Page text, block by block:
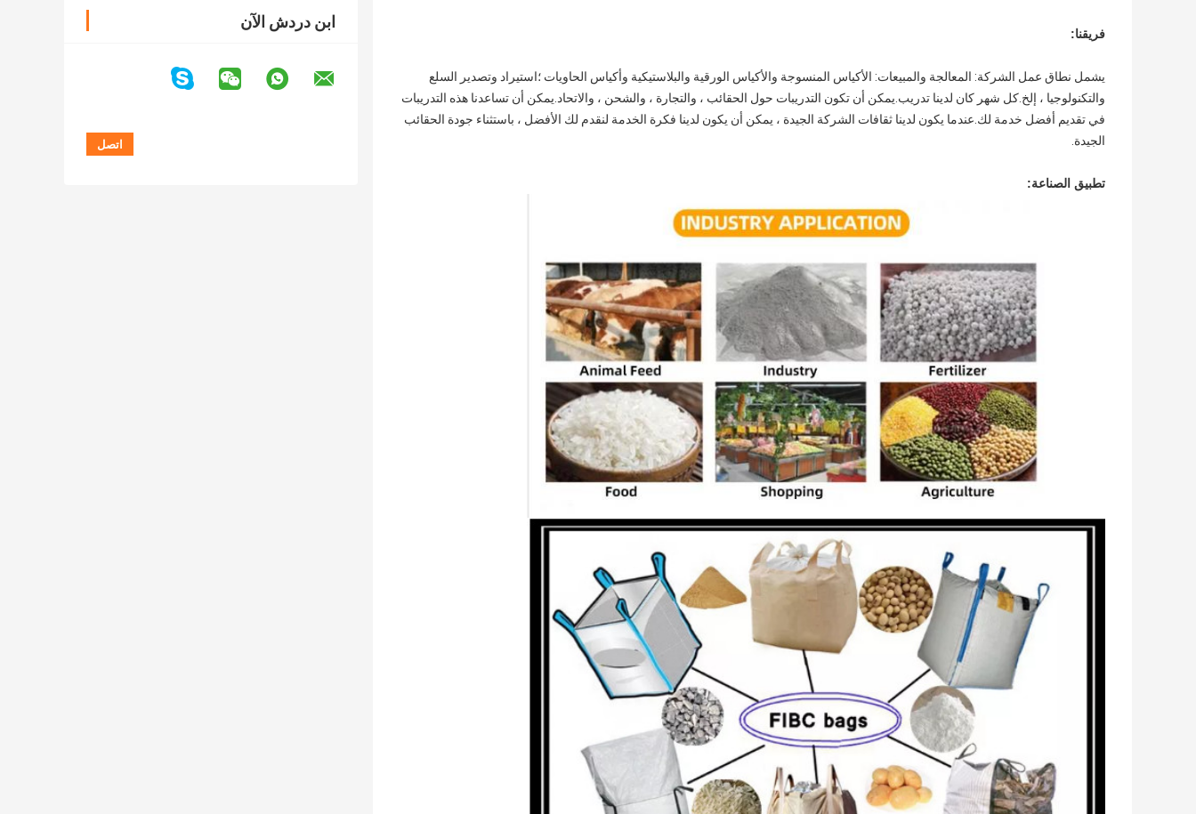
ابن دردش الآن
فريقنا:
يشمل نطاق عمل الشركة: المعالجة والمبيعات: الأكياس المنسوجة والأكياس الورقية والبلاستيكية وأكياس الحاويات ؛استيراد وتصدير السلع
والتكنولوجيا ، إلخ.
الجيدة.
تطبيق الصناعة: